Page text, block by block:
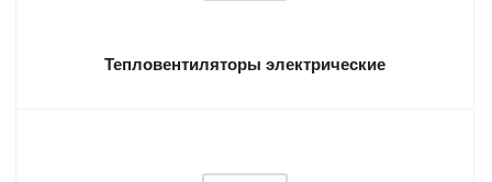
Тепловентиляторы электрические